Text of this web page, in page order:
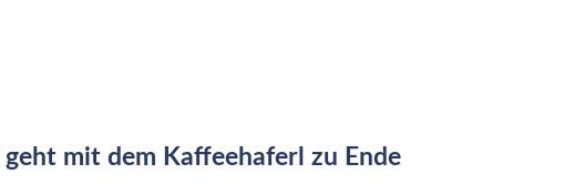
geht mit dem Kaffeehaferl zu Ende